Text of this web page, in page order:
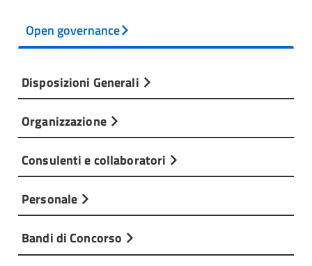
Open governance
Disposizioni Generali
Organizzazione
Consulenti e collaboratori
Personale
Bandi di Concorso